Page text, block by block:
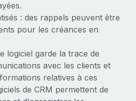
: des rappels peuvent être
pour les créances en
logiciel garde la trace de
avec les clients et
relatives à ces
de CRM permettent de